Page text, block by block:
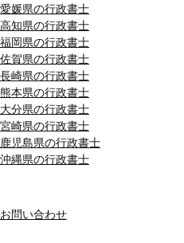
愛媛県の行政書士
高知県の行政書士
福岡県の行政書士
佐賀県の行政書士
長崎県の行政書士
熊本県の行政書士
大分県の行政書士
宮崎県の行政書士
鹿児島県の行政書士
沖縄県の行政書士
お問い合わせ